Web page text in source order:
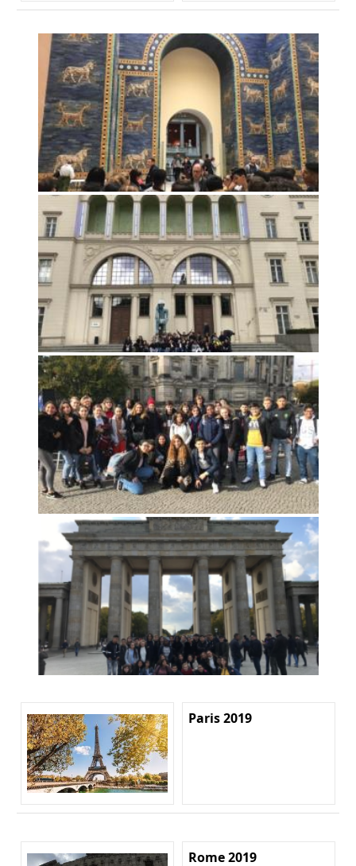
Paris 2019
Rome 2019